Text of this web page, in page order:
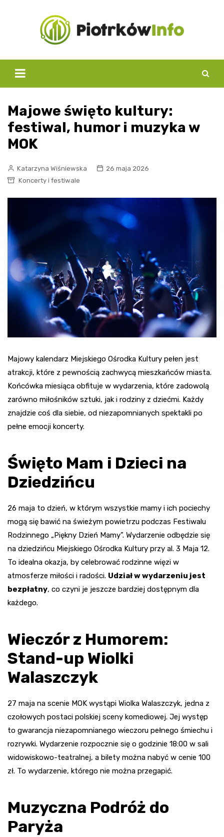
Majowe święto kultury:
festiwal, humor i muzyka w
MOK
Katarzyna Wiśniewska
26 maja 2026
Koncerty i festiwale
Majowy kalendarz Miejskiego Ośrodka Kultury pełen jest
atrakcji, które z pewnością zachwycą mieszkańców miasta.
Końcówka miesiąca obfituje w wydarzenia, które zadowolą
zarówno miłośników sztuki, jak i rodziny z dziećmi. Każdy
znajdzie coś dla siebie, od niezapomnianych spektakli po
pełne emocji koncerty.
Święto Mam i Dzieci na
Dziedzińcu
26 maja to dzień, w którym wszystkie mamy i ich pociechy
mogą się bawić na świeżym powietrzu podczas Festiwalu
Rodzinnego „Piękny Dzień Mamy”. Wydarzenie odbędzie się
na dziedzińcu Miejskiego Ośrodka Kultury przy al. 3 Maja 12.
To idealna okazja, by celebrować rodzinne więzi w
atmosferze miłości i radości. Udział w wydarzeniu jest
bezpłatny, co czyni je jeszcze bardziej dostępnym dla
każdego.
Wieczór z Humorem:
Stand-up Wiolki
Walaszczyk
27 maja na scenie MOK wystąpi Wiolka Walaszczyk, jedna z
czołowych postaci polskiej sceny komediowej. Jej występ
to gwarancja niezapomnianego wieczoru pełnego śmiechu i
rozrywki. Wydarzenie rozpocznie się o godzinie 18:00 w sali
widowiskowo-teatralnej, a bilety można nabyć w cenie 100
zł. To wydarzenie, którego nie można przegapić.
Muzyczna Podróż do
Paryża